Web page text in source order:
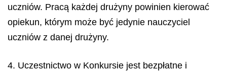
uczniów. Pracą każdej drużyny powinien kierować
opiekun, którym może być jedynie nauczyciel
uczniów z danej drużyny.
4. Uczestnictwo w Konkursie jest bezpłatne i